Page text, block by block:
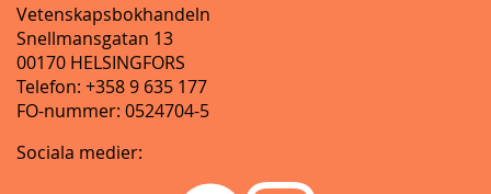
Vetenskapsbokhandeln
Snellmansgatan 13
00170 HELSINGFORS
Telefon: +358 9 635 177
FO-nummer: 0524704-5
Sociala medier: